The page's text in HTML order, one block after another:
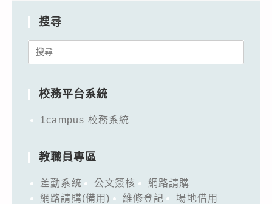
搜尋
Search
校務平台系統
1campus 校務系統
教職員專區
差勤系統 公文簽核
網路請購
網路請購(備用)
維修登記
場地借用